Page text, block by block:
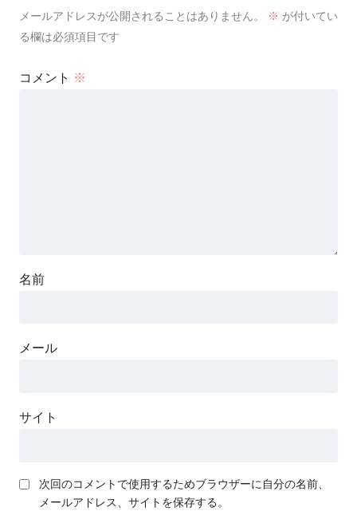
メールアドレスが公開されることはありません。 ※ が付いてい
る欄は必須項目です
コメント ※
名前
メール
サイト
次回のコメントで使用するためブラウザーに自分の名前、
メールアドレス、サイトを保存する。